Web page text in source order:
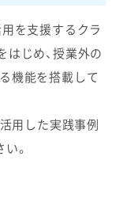
を支援するクラ
はじめ、授業外の
機能を搭載して
用した実践事例
。